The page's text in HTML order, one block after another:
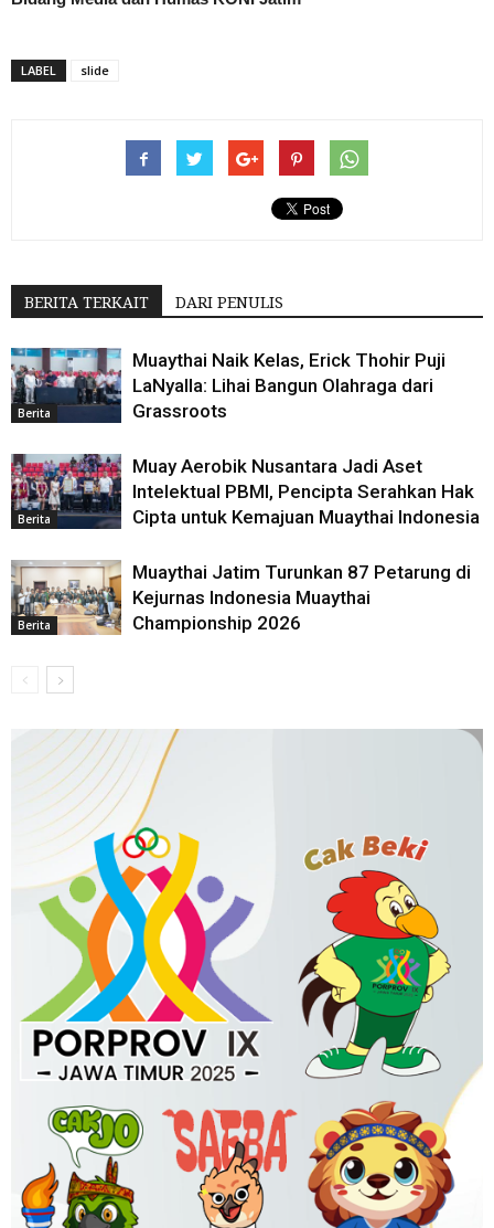
LABEL slide
BERITA TERKAIT DARI PENULIS
Berita
Muaythai Naik Kelas, Erick Thohir Puji
LaNyalla: Lihai Bangun Olahraga dari
Grassroots
Berita
Muay Aerobik Nusantara Jadi Aset
Intelektual PBMI, Pencipta Serahkan Hak
Cipta untuk Kemajuan Muaythai Indonesia
Berita
Muaythai Jatim Turunkan 87 Petarung di
Kejurnas Indonesia Muaythai
Championship 2026